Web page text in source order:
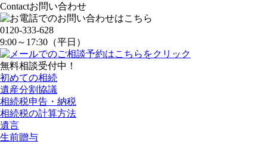
Contactお問い合わせ
0120-333-628
9:00～17:30（平日）
無料相談受付中！
初めての相続
遺産分割協議
相続税申告・納税
相続税の計算方法
遺言
生前贈与